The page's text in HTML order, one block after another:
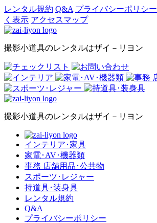
レンタル規約 Q&A プライバシーポリシー
く表示 アクセスマップ
撮影小道具のレンタルはザイ－リヨン
撮影小道具のレンタルはザイ－リヨン
インテリア･家具
家電･AV･機器類
事務 店舗用品･公共物
スポーツ･レジャー
持道具･装身具
レンタル規約
Q&A
プライバシーポリシー